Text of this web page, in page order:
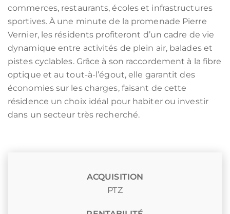
commerces, restaurants, écoles et infrastructures
sportives. À une minute de la promenade Pierre
Vernier, les résidents profiteront d’un cadre de vie
dynamique entre activités de plein air, balades et
pistes cyclables. Grâce à son raccordement à la fibre
optique et au tout-à-l’égout, elle garantit des
économies sur les charges, faisant de cette
résidence un choix idéal pour habiter ou investir
dans un secteur très recherché.
ACQUISITION
PTZ